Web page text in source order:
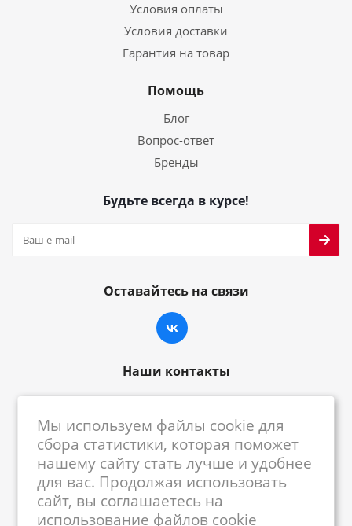
Условия оплаты
Условия доставки
Гарантия на товар
Помощь
Блог
Вопрос-ответ
Бренды
Будьте всегда в курсе!
Оставайтесь на связи
Наши контакты
centrkkm@centrkkm.ru
185005, г. Петрозаводск, ул. Промышленная,
1/26
Мы используем файлы cookie для
сбора статистики, которая поможет
нашему сайту стать лучше и удобнее
для вас. Продолжая использовать
сайт, вы соглашаетесь на
использование файлов cookie